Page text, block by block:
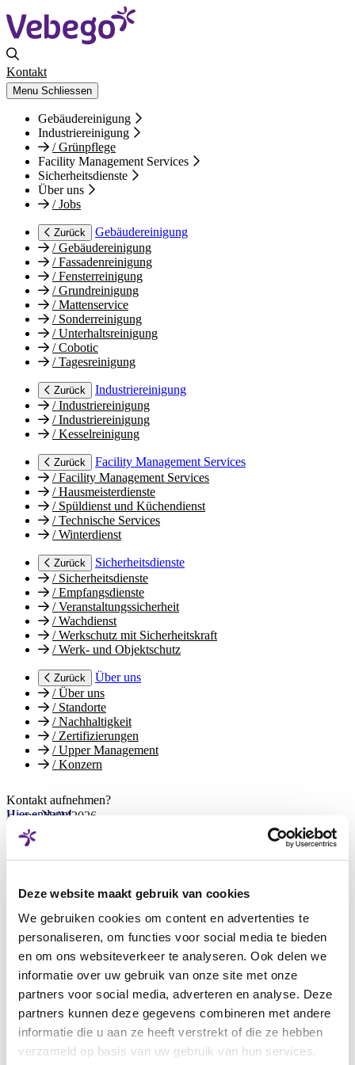
Deze website maakt gebruik van cookies
We gebruiken cookies om content en advertenties te
personaliseren, om functies voor social media te bieden
en om ons websiteverkeer te analyseren. Ook delen we
informatie over uw gebruik van onze site met onze
partners voor social media, adverteren en analyse. Deze
partners kunnen deze gegevens combineren met andere
informatie die u aan ze heeft verstrekt of die ze hebben
verzameld op basis van uw gebruik van hun services.
Kontakt
Menu Schliessen
Gebäudereinigung
Industriereinigung
/Grünpflege
Facility Management Services
Sicherheitsdienste
Über uns
/Jobs
Zurück
Gebäudereinigung
/Gebäudereinigung
/Fassadenreinigung
/Fensterreinigung
/Grundreinigung
/Mattenservice
/Sonderreinigung
/Unterhaltsreinigung
/Cobotic
/Tagesreinigung
Zurück
Industriereinigung
/Industriereinigung
/Industriereinigung
/Kesselreinigung
Zurück
Facility Management Services
/Facility Management Services
/Hausmeisterdienste
/Spüldienst und Küchendienst
/Technische Services
/Winterdienst
Zurück
Sicherheitsdienste
/Sicherheitsdienste
/Empfangsdienste
/Veranstaltungssicherheit
/Wachdienst
/Werkschutz mit Sicherheitskraft
/Werk- und Objektschutz
Zurück
Über uns
/Über uns
/Standorte
/Nachhaltigkeit
/Zertifizierungen
/Upper Management
/Konzern
Kontakt aufnehmen?
Hier entlang!
Home WM2026
Abpfiff!
Nicht nur die WM, sondern auch unser Tippspiel ist abgeschlossen.
Die Gewinner*innen wurden ermittelt und kontaktiert. Wir
bedanken uns bei allen, die teilgenommen und mitgefiebert haben.